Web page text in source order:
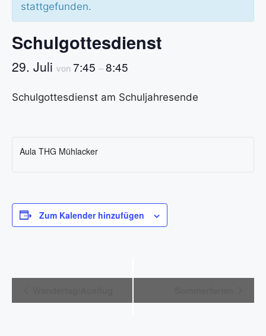
stattgefunden.
Schulgottesdienst
29. Juli von 7:45 –8:45
Schulgottesdienst am Schuljahresende
Aula THG Mühlacker
Zum Kalender hinzufügen
e